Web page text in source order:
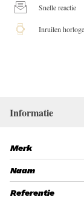
Snelle reactie
Inruilen horloge
Informatie
Merk
Naam
Referentie